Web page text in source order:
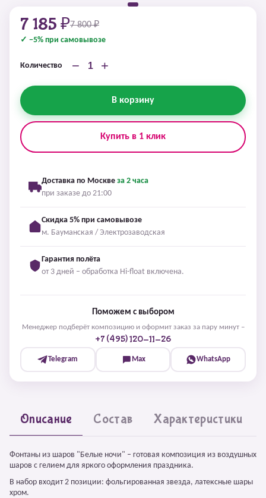
7 185 ₽7 800 ₽
✓ −5% при самовывозе
Количество − +
В корзину
Купить в 1 клик
Доставка по Москве за 2 часа
при заказе до 21:00
Скидка 5% при самовывозе
м. Бауманская / Электрозаводская
Гарантия полёта
от 3 дней – обработка Hi-float включена.
Поможем с выбором
Менеджер подберёт композицию и оформит заказ за пару минут –
+7 (495) 120-11-26
Telegram Max WhatsApp
Описание Состав Характеристики
Фонтаны из шаров "Белые ночи" – готовая композиция из воздушных
шаров с гелием для яркого оформления праздника.
В набор входит 2 позиции: фольгированная звезда, латексные шары
хром.